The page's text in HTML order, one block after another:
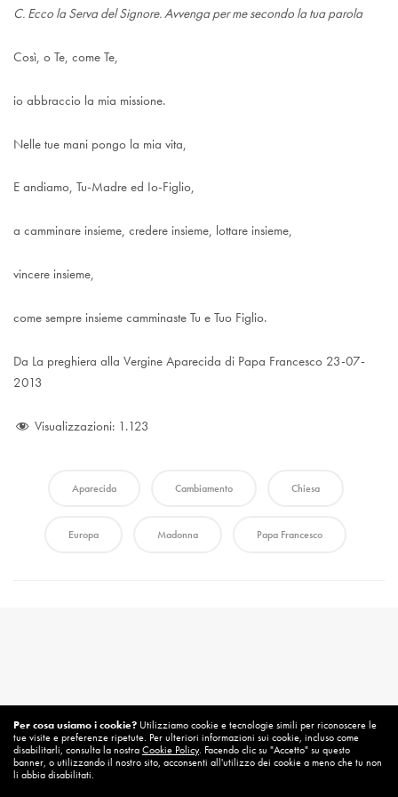
C. Ecco la Serva del Signore. Avvenga per me secondo la tua parola
Così, o Te, come Te,
io abbraccio la mia missione.
Nelle tue mani pongo la mia vita,
E andiamo, Tu-Madre ed Io-Figlio,
a camminare insieme, credere insieme, lottare insieme,
vincere insieme,
come sempre insieme camminaste Tu e Tuo Figlio.
Da La preghiera alla Vergine Aparecida di Papa Francesco 23-07-
2013
Visualizzazioni: 1.123
Aparecida Cambiamento Chiesa
Europa Madonna Papa Francesco
Per cosa usiamo i cookie? Utilizziamo cookie e tecnologie simili per riconoscere le
tue visite e preferenze ripetute. Per ulteriori informazioni sui cookie, incluso come
disabilitarli, consulta la nostraCookie Policy. Facendo clic su "Accetto" su questo
banner, o utilizzando il nostro sito, acconsenti all'utilizzo dei cookie a meno che tu non
li abbia disabilitati.